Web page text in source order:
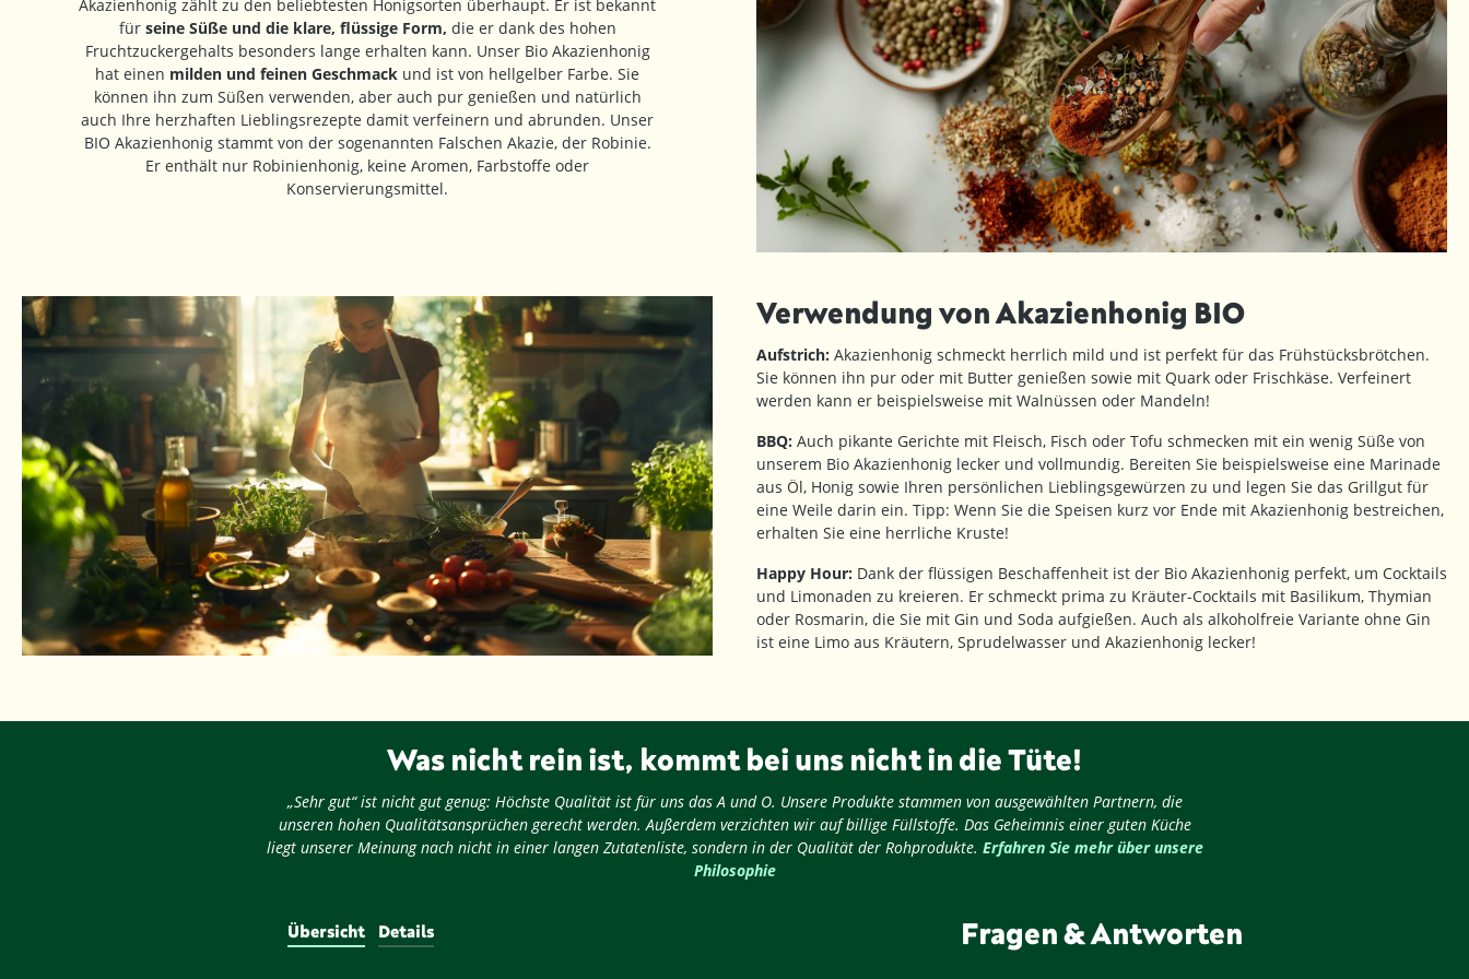
Akazienhonig zählt zu den beliebtesten Honigsorten überhaupt. Er ist bekannt
für seine Süße und die klare, flüssige Form, die er dank des hohen
Fruchtzuckergehalts besonders lange erhalten kann. Unser Bio Akazienhonig
hat einen milden und feinen Geschmack und ist von hellgelber Farbe. Sie
können ihn zum Süßen verwenden, aber auch pur genießen und natürlich
auch Ihre herzhaften Lieblingsrezepte damit verfeinern und abrunden. Unser
BIO Akazienhonig stammt von der sogenannten Falschen Akazie, der Robinie.
Er enthält nur Robinienhonig, keine Aromen, Farbstoffe oder
Konservierungsmittel.
Verwendung von Akazienhonig BIO
Aufstrich: Akazienhonig schmeckt herrlich mild und ist perfekt für das Frühstücksbrötchen.
Sie können ihn pur oder mit Butter genießen sowie mit Quark oder Frischkäse. Verfeinert
werden kann er beispielsweise mit Walnüssen oder Mandeln!
BBQ: Auch pikante Gerichte mit Fleisch, Fisch oder Tofu schmecken mit ein wenig Süße von
unserem Bio Akazienhonig lecker und vollmundig. Bereiten Sie beispielsweise eine Marinade
aus Öl, Honig sowie Ihren persönlichen Lieblingsgewürzen zu und legen Sie das Grillgut für
eine Weile darin ein. Tipp: Wenn Sie die Speisen kurz vor Ende mit Akazienhonig bestreichen,
erhalten Sie eine herrliche Kruste!
Happy Hour: Dank der flüssigen Beschaffenheit ist der Bio Akazienhonig perfekt, um Cocktails
und Limonaden zu kreieren. Er schmeckt prima zu Kräuter-Cocktails mit Basilikum, Thymian
oder Rosmarin, die Sie mit Gin und Soda aufgießen. Auch als alkoholfreie Variante ohne Gin
ist eine Limo aus Kräutern, Sprudelwasser und Akazienhonig lecker!
Was nicht rein ist, kommt bei uns nicht in die Tüte!
„Sehr gut“ ist nicht gut genug: Höchste Qualität ist für uns das A und O. Unsere Produkte stammen von ausgewählten Partnern, die
unseren hohen Qualitätsansprüchen gerecht werden. Außerdem verzichten wir auf billige Füllstoffe. Das Geheimnis einer guten Küche
liegt unserer Meinung nach nicht in einer langen Zutatenliste, sondern in der Qualität der Rohprodukte. Erfahren Sie mehr über unsere
Philosophie
Übersicht Details Fragen & Antworten